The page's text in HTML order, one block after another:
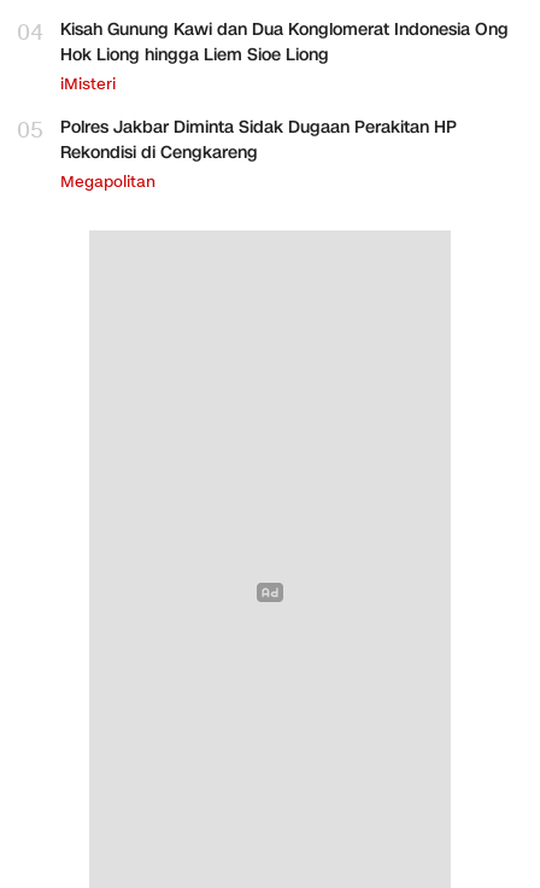
04
Kisah Gunung Kawi dan Dua Konglomerat Indonesia Ong
Hok Liong hingga Liem Sioe Liong
iMisteri
05
Polres Jakbar Diminta Sidak Dugaan Perakitan HP
Rekondisi di Cengkareng
Megapolitan